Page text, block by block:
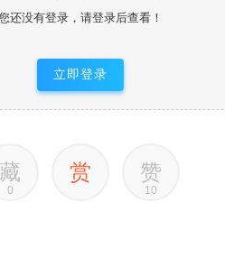
还没有登录，请登录后查看！
立即登录
藏
0
赏 赞
10